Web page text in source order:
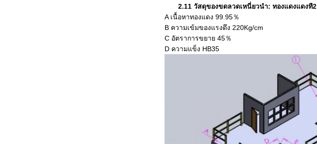
2.11 วัสดุของขดลวดเหนี่ยวนำ: ทองแดงแดงที2
A เนื้อหาทองแดง 99.95％
B ความเข้มของแรงดึง 220Kg/cm
C อัตราการขยาย 45％
D ความแข็ง HB35